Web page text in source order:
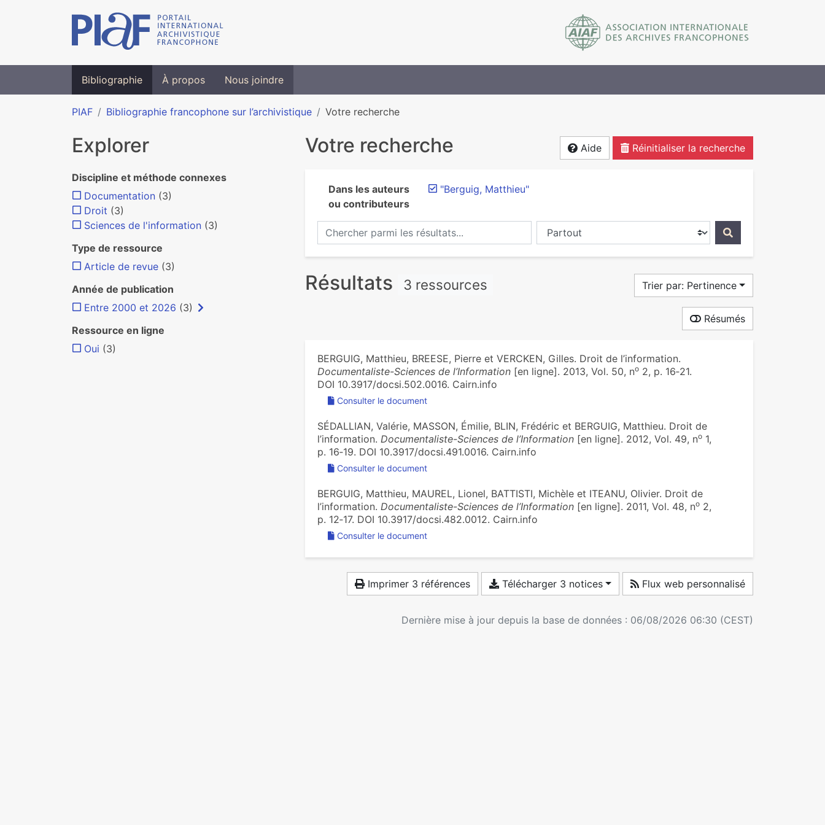
Bibliographie À propos Nous joindre
PIAF Bibliographie francophone sur l’archivistique Votre recherche
Votre recherche Aide Réinitialiser la recherche
Dans les auteurs
ou contributeurs
"Berguig, Matthieu"
Chercher parmi les résultats... Chercher dans...
Résultats 3 ressources Trier par: Pertinence
Résumés
BERGUIG, Matthieu, BREESE, Pierre et VERCKEN, Gilles. Droit de l’information.
Documentaliste-Sciences de l’Information[en ligne]. 2013, Vol. 50, no2, p. 16‑21.
DOI 10.3917/docsi.502.0016. Cairn.info
Consulter le document
SÉDALLIAN, Valérie, MASSON, Émilie, BLIN, Frédéric et BERGUIG, Matthieu. Droit de
l’information. Documentaliste-Sciences de l’Information[en ligne]. 2012, Vol. 49, no1,
p. 16‑19. DOI 10.3917/docsi.491.0016. Cairn.info
Consulter le document
BERGUIG, Matthieu, MAUREL, Lionel, BATTISTI, Michèle et ITEANU, Olivier. Droit de
l’information. Documentaliste-Sciences de l’Information[en ligne]. 2011, Vol. 48, no2,
p. 12‑17. DOI 10.3917/docsi.482.0012. Cairn.info
Consulter le document
Imprimer 3 références Télécharger 3 notices Flux web personnalisé
Dernière mise à jour depuis la base de données : 06/08/2026 06:30 (CEST)
Explorer
Discipline et méthode connexes
Documentation (3)
Droit (3)
Sciences de l'information (3)
Type de ressource
Article de revue (3)
Année de publication
Entre 2000 et 2026 (3)
Ressource en ligne
Oui (3)